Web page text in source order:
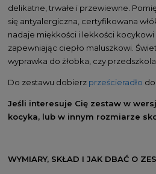
delikatne, trwałe i przewiewne.
się antyalergiczna, certyfikowana
nadaje miękkości i lekkości
zapewniając ciepło maluszkowi.
wyprawka do żłobka, czy przedszkola.
Do zestawu dobierz prześcieradło
Jeśli interesuje Cię zestaw w
kocyka, lub w innym rozmiarze
WYMIARY, SKŁAD I JAK DBAĆ O